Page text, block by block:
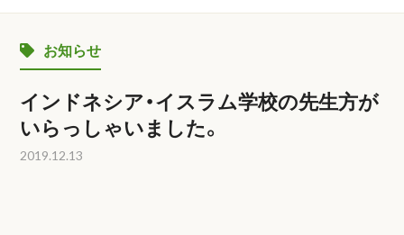
お知らせ
インドネシア・イスラム学校の先生方が
いらっしゃいました。
2019.12.13